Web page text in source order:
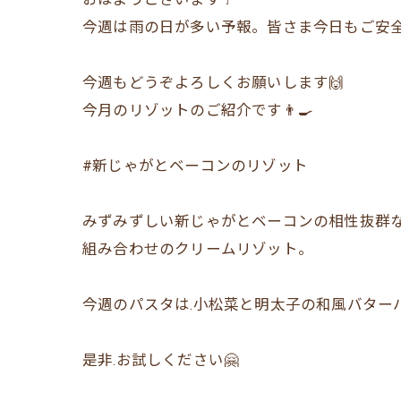
今週は雨の日が多い予報。皆さま今日もご安
今週もどうぞよろしくお願いします🙌
今月のリゾットのご紹介です👨‍🍳
#新じゃがとベーコンのリゾット
みずみずしい新じゃがとベーコンの相性抜群
組み合わせのクリームリゾット。
今週のパスタは.小松菜と明太子の和風バター
是非.お試しください🤗